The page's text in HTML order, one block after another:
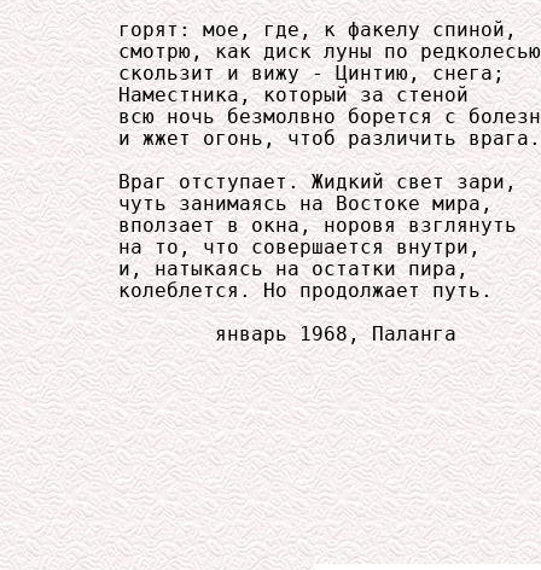
     горят: мое, где, к факелу спиной,
     смотрю, как диск луны по редколесью
     скользит и вижу - Цинтию, снега;
     Наместника, который за стеной
всю ночь безмолвно борется с
     и жжет огонь, чтоб различить врага.
     Враг отступает. Жидкий свет зари,
     чуть занимаясь на Востоке мира,
     вползает в окна, норовя взглянуть
     на то, что совершается внутри,
     и, натыкаясь на остатки пира,
     колеблется. Но продолжает путь.
             январь 1968, Паланга